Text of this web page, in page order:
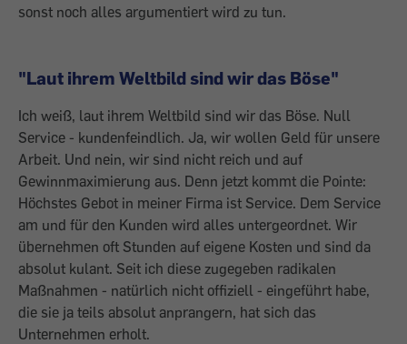
sonst noch alles argumentiert wird zu tun.
"Laut ihrem Weltbild sind wir das Böse"
Ich weiß, laut ihrem Weltbild sind wir das Böse. Null
Service - kundenfeindlich. Ja, wir wollen Geld für unsere
Arbeit. Und nein, wir sind nicht reich und auf
Gewinnmaximierung aus. Denn jetzt kommt die Pointe:
Höchstes Gebot in meiner Firma ist Service. Dem Service
am und für den Kunden wird alles untergeordnet. Wir
übernehmen oft Stunden auf eigene Kosten und sind da
absolut kulant. Seit ich diese zugegeben radikalen
Maßnahmen - natürlich nicht offiziell - eingeführt habe,
die sie ja teils absolut anprangern, hat sich das
Unternehmen erholt.